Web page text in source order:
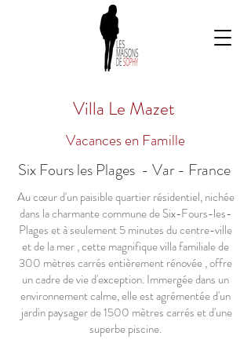
Villa Le Mazet
Vacances en Famille
Six Fours les Plages - Var - France
Au cœur d'un paisible quartier résidentiel, nichée
dans la charmante commune de Six-Fours-les-
Plages et à seulement 5 minutes du centre-ville
et de la mer , cette magnifique villa familiale de
300 mètres carrés entièrement rénovée , offre
un cadre de vie d'exception. Immergée dans un
environnement calme, elle est agrémentée d'un
jardin paysager de 1500 mètres carrés et d'une
superbe piscine.